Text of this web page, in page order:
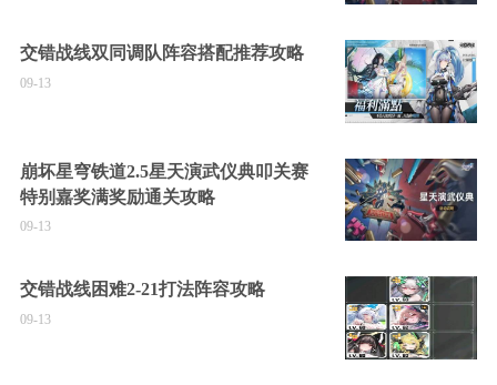
交错战线双同调队阵容搭配推荐攻略
09-13
崩坏星穹铁道2.5星天演武仪典叩关赛
特别嘉奖满奖励通关攻略
09-13
交错战线困难2-21打法阵容攻略
09-13